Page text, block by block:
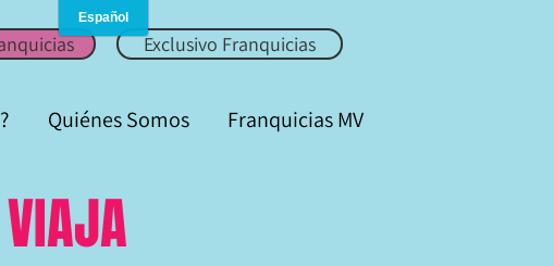
Mujer Viaja
Exclusivo Franquicias
Quiénes Somos Franquicias MV